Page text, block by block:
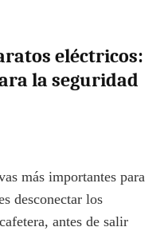
eléctricos:
la seguridad
más importantes para
desconectar los
antes de salir